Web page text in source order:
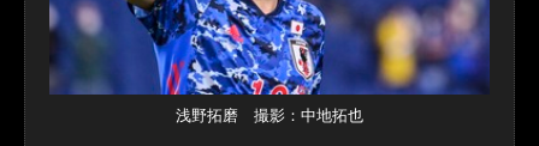
浅野拓磨 撮影：中地拓也